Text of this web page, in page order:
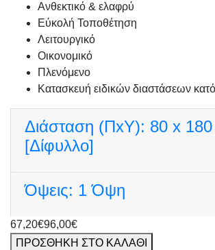
Ανθεκτικό & ελαφρύ
Εύκολή Τοποθέτηση
Λειτουργικό
Οικονομικό
Πλενόμενο
Κατασκευή ειδικών διαστάσεων
Διάσταση (ΠxΥ): 80 x 180
[Δίφυλλο]
Όψεις: 1 Όψη
67,20€96,00€
ΠΡΟΣΘΗΚΗ ΣΤΟ ΚΑΛΑΘΙ